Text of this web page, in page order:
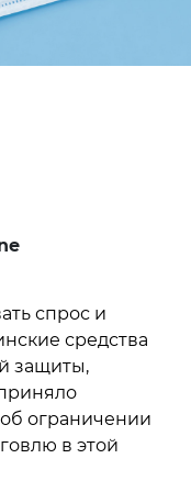
спрос и
средства
защиты,
ограничении
в этой